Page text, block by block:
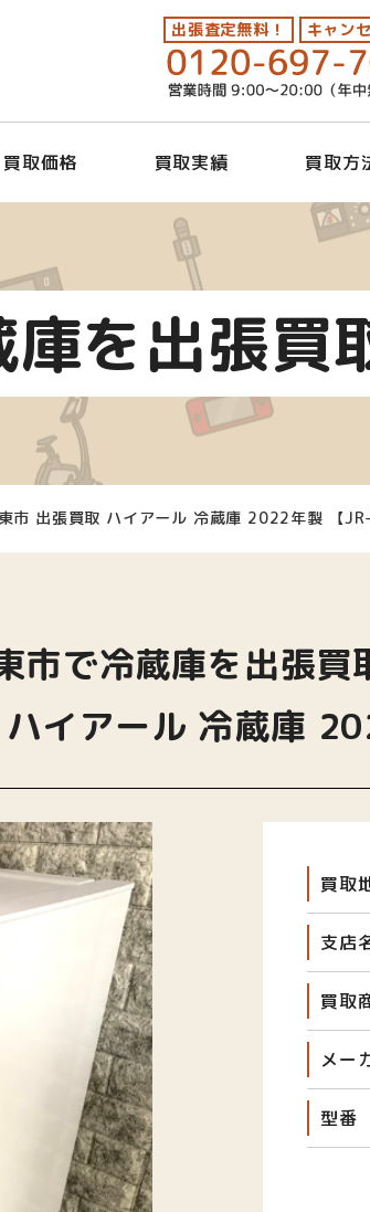
出張査定無料！ キャン
買取価格 買取実績 買取方
を出張買
市 出張買取 ハイアール 冷蔵庫 2022年製 【
市で冷蔵庫を出張買
イアール 冷蔵庫
買取
支店
買取
メー
型番